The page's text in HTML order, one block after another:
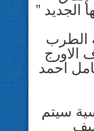
الجديد ”
الطرب
الاورج
احمد
سيتم